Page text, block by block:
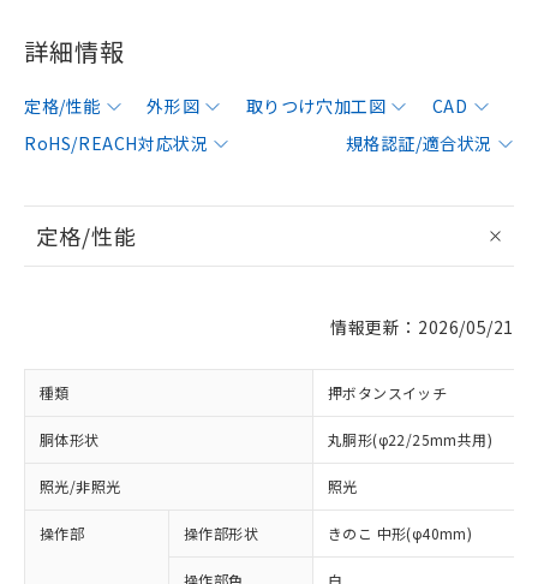
詳細情報
定格/性能 外形図 取りつけ穴加工図
CAD
RoHS/REACH対応状況
規格認証/適合状況
定格/性能
情報更新：2026/05/21
種類 押ボタンスイッチ
胴体形状 丸胴形(φ22/25mm共用)
照光/非照光 照光
操作部 操作部形状 きのこ 中形(φ40mm)
操作部色 白